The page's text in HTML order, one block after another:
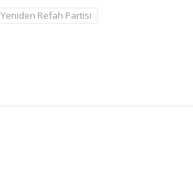
Yeniden Refah Partisi